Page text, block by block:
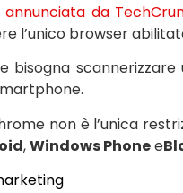
da
l’unico browser
bisogna scannerizzare
non è l’unica
,Windows Phonee